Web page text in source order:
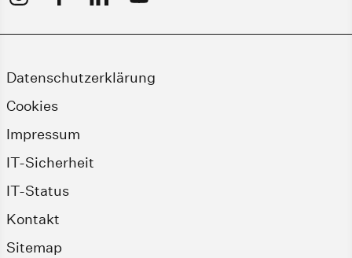
Datenschutzerklärung
Cookies
Impressum
IT-Sicherheit
IT-Status
Kontakt
Sitemap